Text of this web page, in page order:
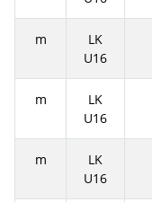
m
LK
U16
m
LK
U16
m
LK
U16